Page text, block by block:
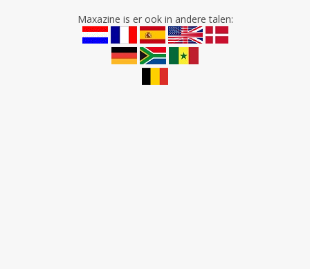
Maxazine is er ook in andere talen: